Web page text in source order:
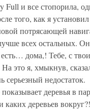
Full и все стопорила,
того, как я
потрясающей
всех остальных.
дома,! Тебе, с
это я, хмыкнув,
серьезный недостаток.
деревья в
каких деревьев вокруг?!